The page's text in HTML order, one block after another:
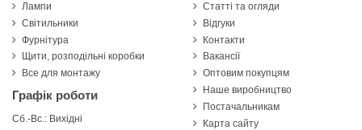
Лампи
Світильники
Фурнітура
Щити, розподільні коробки
Все для монтажу
Графік роботи
Сб.-Вс.: Вихідні
Статті та огляди
Відгуки
Контакти
Вакансії
Оптовим покупцям
Наше виробництво
Постачальникам
Карта сайту